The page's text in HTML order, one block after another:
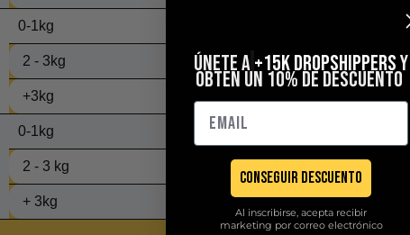
0-1kg
2 - 3kg 6.90€
+3kg
0-1kg
2 - 3 kg
+ 3kg 10,20€
ÚNETE A+15k DROPSHIPPERSY
OBTEN UN 10% DE DESCUENTO
Conseguir descuento
Al inscribirse, acepta recibir
marketing por correo electrónico